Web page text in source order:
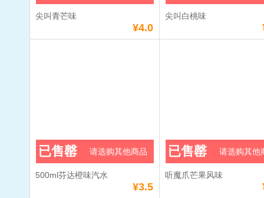
尖叫青芒味
¥4.0
尖叫白桃味
500ml芬达橙味汽水
¥3.5
已售罄 请选购其他商品
听魔爪芒果风味
已售罄 请选购其他